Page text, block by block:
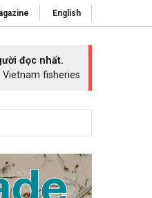
English
đọc nhất.
fisheries